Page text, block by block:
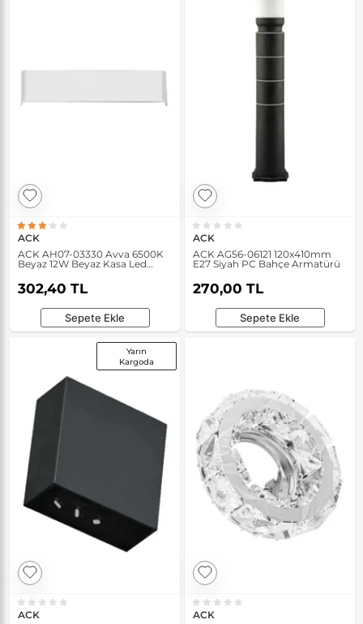
ACK
ACK AH07-03330 Avva 6500K
Beyaz 12W Beyaz Kasa Led
Duvar Armatürü
302,40 TL
Sepete Ekle
ACK
ACK AG56-06121 120x410mm
E27 Siyah PC Bahçe Armatürü
270,00 TL
Sepete Ekle
Yarın
Kargoda
ACK
ACK